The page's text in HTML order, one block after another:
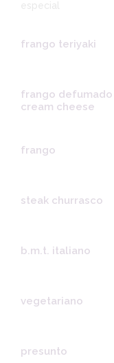
especial
frango teriyaki
frango defumado
cream cheese
frango
steak churrasco
b.m.t. italiano
vegetariano
presunto